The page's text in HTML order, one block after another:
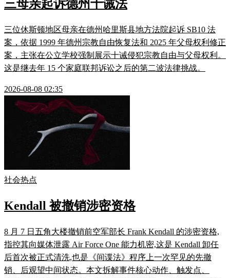
三母亲起诉德州十诫法
三位休斯顿地区母亲在德州哈里斯县地方法院起诉 SB10 法
案，依据 1999 年德州宗教自由恢复法和 2025 年父母权利修正
案，主张在公立学校强制展示十诫侵犯宗教自由与父母权利。
这是继去年 15 个家庭联邦诉讼之后的第二波法律挑战。
2026-08-08 02:35
社会热点
Kendall 被撤销涉密资格
8 月 7 日五角大楼撤销前空军部长 Frank Kendall 的涉密资格,
指控其向媒体泄露 Air Force One 能力机密,这是 Kendall 卸任
后首次被正式清洗,也是《间谍法》程序上一次罕见的先撤
销、后观望中间状态。本文拆解事件核心动作、触发点、